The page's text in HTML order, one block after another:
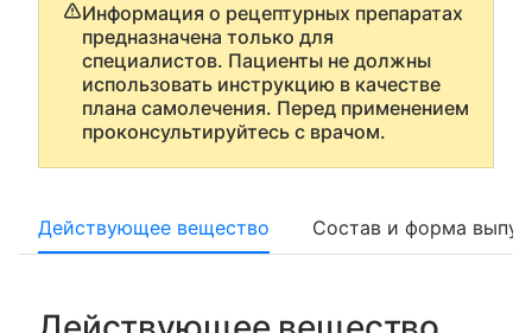
Информация о рецептурных препаратах
предназначена только для
специалистов. Пациенты не должны
использовать инструкцию в качестве
плана самолечения. Перед применением
проконсультируйтесь с врачом.
Действующее вещество Состав и форма